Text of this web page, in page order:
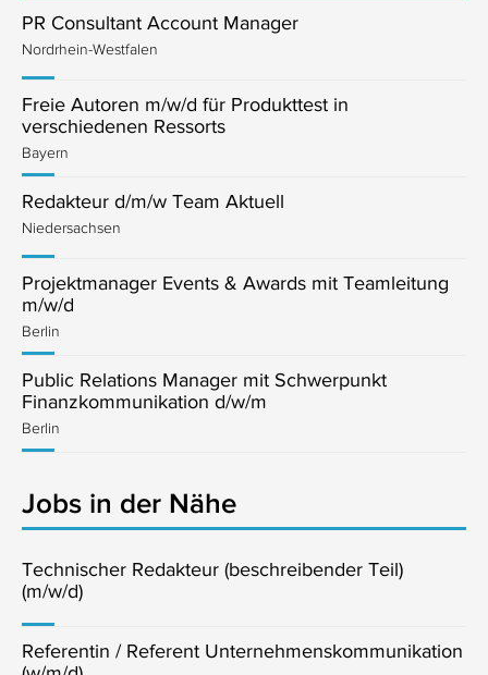
PR Consultant Account Manager
Nordrhein-Westfalen
Freie Autoren m/w/d für Produkttest in
verschiedenen Ressorts
Bayern
Redakteur d/m/w Team Aktuell
Niedersachsen
Projektmanager Events & Awards mit Teamleitung
m/w/d
Berlin
Public Relations Manager mit Schwerpunkt
Finanzkommunikation d/w/m
Berlin
Jobs in der Nähe
Technischer Redakteur (beschreibender Teil)
(m/w/d)
Referentin / Referent Unternehmenskommunikation